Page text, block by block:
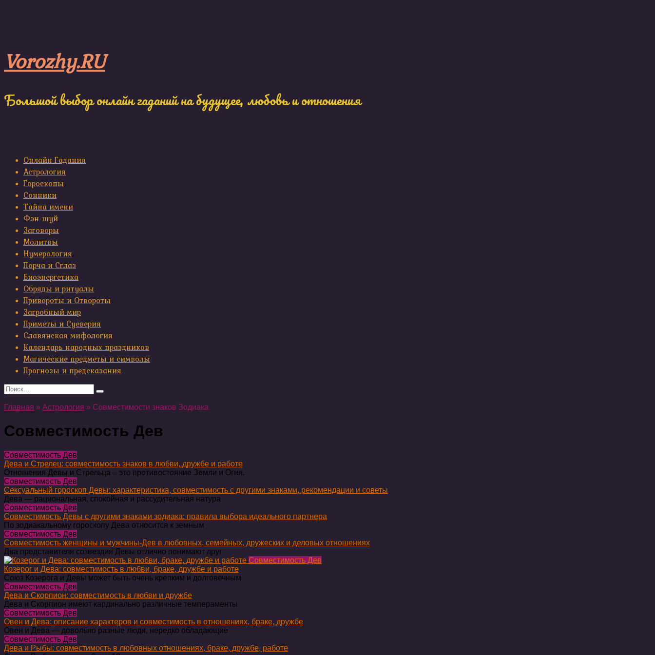
Vorozhy.RU
Большой выбор онлайн гаданий на будущее, любовь и отношения
Онлайн Гадания
Астрология
Гороскопы
Сонники
Тайна имени
Фэн-шуй
Заговоры
Молитвы
Нумерология
Порча и Сглаз
Биоэнергетика
Обряды и ритуалы
Привороты и Отвороты
Загробный мир
Приметы и Суеверия
Славянская мифология
Календарь народных праздников
Магические предметы и символы
Прогнозы и предсказания
Search
for:
Главная » Астрология » Совместимости знаков Зодиака
Совместимость Дев
Совместимость Дев
Дева и Стрелец: совместимость знаков в любви, дружбе и работе
Отношения Девы и Стрельца – это противостояние Земли и Огня.
Совместимость Дев
Сексуальный гороскоп Девы: характеристика, совместимость с другими знаками, рекомендации и советы
Дева — рациональная, спокойная и рассудительная натура
Совместимость Дев
Совместимость Девы с другими знаками зодиака: правила выбора идеального партнера
По зодиакальному гороскопу Дева относится к земным
Совместимость Дев
Совместимость женщины и мужчины-Дев в любовных, семейных, дружеских и деловых отношениях
Два представителя созвездия Девы отлично понимают друг
Совместимость Дев
Козерог и Дева: совместимость в любви, браке, дружбе и работе
Союз Козерога и Девы может быть очень крепким и долговечным
Совместимость Дев
Дева и Скорпион: совместимость в любви и дружбе
Дева и Скорпион имеют кардинально различные темпераменты
Совместимость Дев
Овен и Дева: описание характеров и совместимость в отношениях, браке, дружбе
Овен и Дева — довольно разные люди, нередко обладающие
Совместимость Дев
Дева и Рыбы: совместимость в любовных отношениях, браке, дружбе, работе